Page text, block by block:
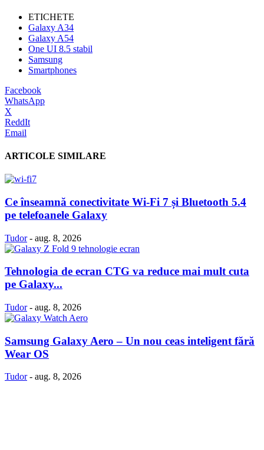
ETICHETE
Galaxy A34
Galaxy A54
One UI 8.5 stabil
Samsung
Smartphones
Facebook
WhatsApp
X
ReddIt
Email
ARTICOLE SIMILARE
Ce înseamnă conectivitate Wi-Fi 7 și Bluetooth 5.4
pe telefoanele Galaxy
Tudor - aug. 8, 2026
Tehnologia de ecran CTG va reduce mai mult cuta
pe Galaxy...
Tudor - aug. 8, 2026
Samsung Galaxy Aero – Un nou ceas inteligent fără
Wear OS
Tudor - aug. 8, 2026